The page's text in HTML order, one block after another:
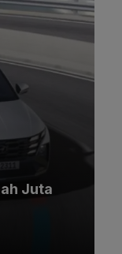
Juta